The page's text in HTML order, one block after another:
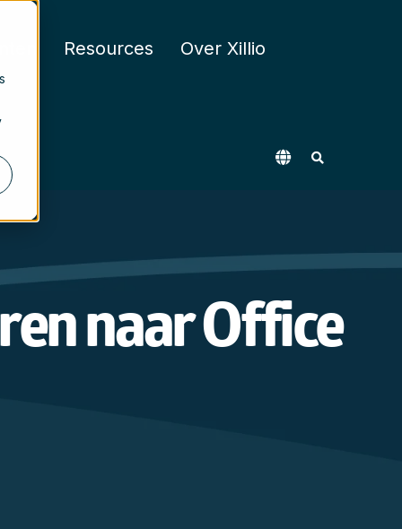
Resources Over Xillio
naar Office